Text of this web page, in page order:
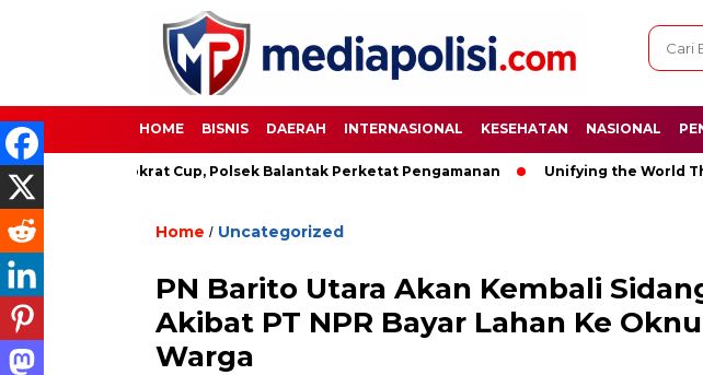
HOME BISNIS DAERAH INTERNASIONAL KESEHATAN NASIONAL
Demokrat Cup, Polsek Balantak Perketat Pengamanan Unifying the World
Home / Uncategorized
PN Barito Utara Akan Kembali
Akibat PT NPR Bayar Lahan Ke
Warga